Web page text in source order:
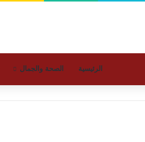
الرئيسية الصحة والجمال